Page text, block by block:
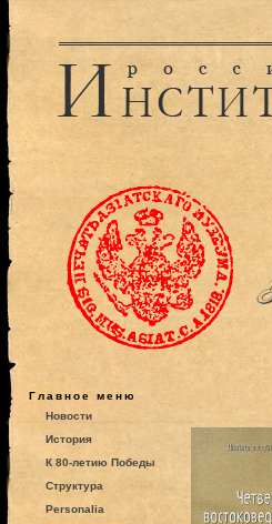
Главное меню
Новости
История
К 80-летию Победы
Структура
Personalia